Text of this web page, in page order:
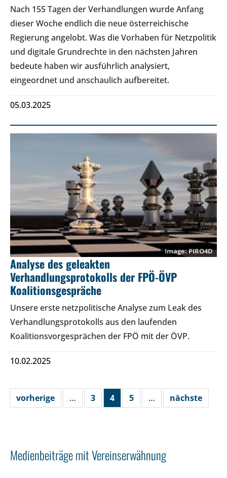
Nach 155 Tagen der Verhandlungen wurde Anfang
dieser Woche endlich die neue österreichische
Regierung angelobt. Was die Vorhaben für Netzpolitik
und digitale Grundrechte in den nächsten Jahren
bedeute haben wir ausführlich analysiert,
eingeordnet und anschaulich aufbereitet.
05.03.2025
PIRO4D
Analyse des geleakten
Verhandlungsprotokolls der FPÖ-ÖVP
Koalitionsgespräche
Unsere erste netzpolitische Analyse zum Leak des
Verhandlungsprotokolls aus den laufenden
Koalitionsvorgesprächen der FPÖ mit der ÖVP.
10.02.2025
vorherige … 3 4 5 … nächste
Medienbeiträge mit Vereinserwähnung